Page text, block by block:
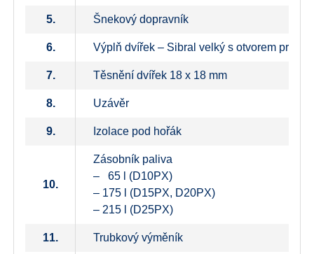
5. Šnekový dopravník
6. Výplň dvířek – Sibral velký s otvorem pro
7. Těsnění dvířek 18 x 18 mm
8. Uzávěr
9. Izolace pod hořák
10.
Zásobník paliva
– 65 l (D10PX)
– 175 l (D15PX, D20PX)
– 215 l (D25PX)
11. Trubkový výměník